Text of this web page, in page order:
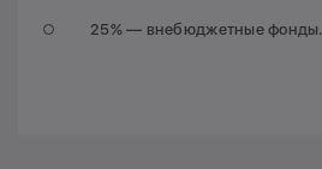
25% — внебюджетные фонды.